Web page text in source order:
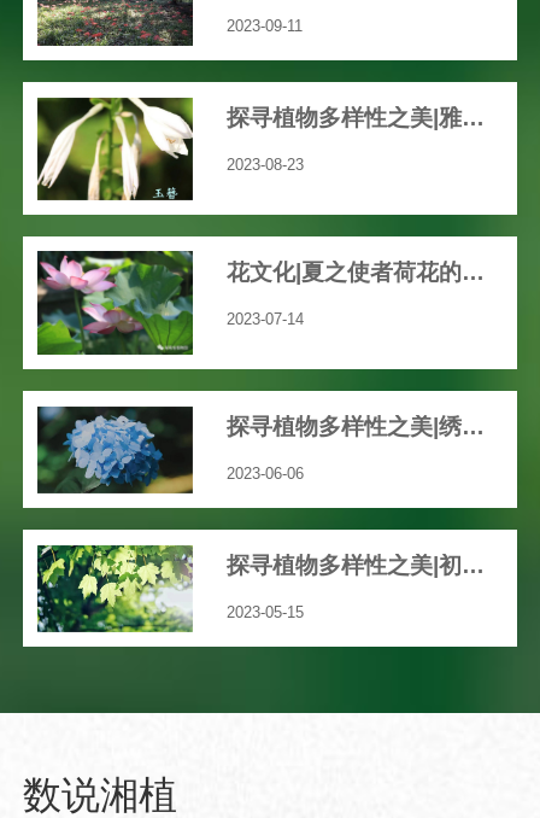
2023-09-11
探寻植物多样性之美|雅致之花“玉簪”
2023-08-23
花文化|夏之使者荷花的渊远历史文化
2023-07-14
探寻植物多样性之美|绣球花开，共赴一场五彩缤纷的“仲夏之梦”吧！
2023-06-06
探寻植物多样性之美|初夏，我们身边那些绚丽多彩的草本花卉
2023-05-15
数说湘植